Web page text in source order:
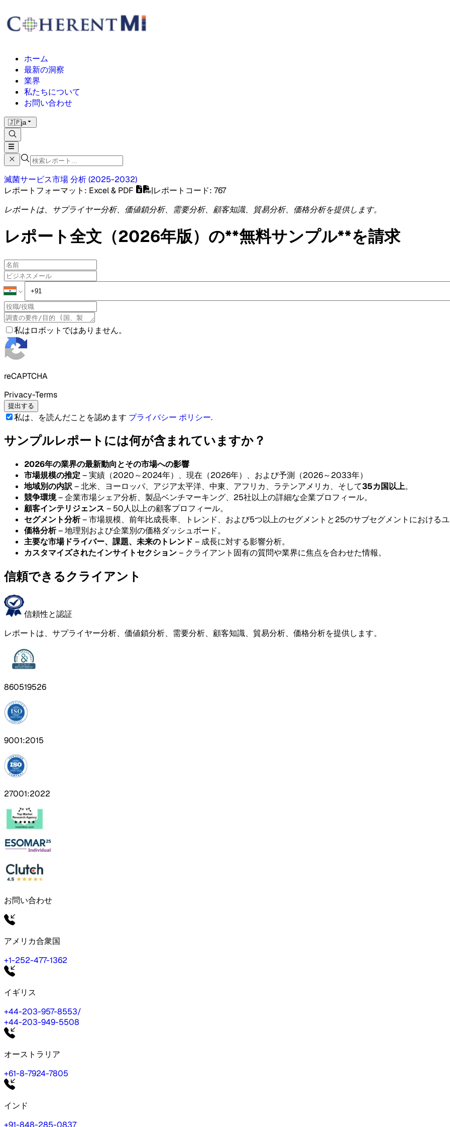
ホーム
最新の洞察
業界
私たちについて
お問い合わせ
🇯🇵ja
滅菌サービス市場分析(2025-2032)
レポートフォーマット : Excel & PDF |レポートコード: 767
レポートは、サプライヤー分析、価値鎖分析、需要分析、顧客知識、貿易分析、価格分析を提供します。
レポート全文（2026年版）の**無料サンプル**を請求
私はロボットではありません。
reCAPTCHA
Privacy-Terms
提出する
私は、を読んだことを認めます プライバシー ポリシー.
サンプルレポートには何が含まれていますか？
2026年の業界の最新動向とその市場への影響
市場規模の推定– 実績（2020～2024年）、現在（2026年）、および予測（2026～2033年）
地域別の内訳– 北米、ヨーロッパ、アジア太平洋、中東、アフリカ、ラテンアメリカ、そして35カ国以上。
競争環境– 企業市場シェア分析、製品ベンチマーキング、25社以上の詳細な企業プロフィール。
顧客インテリジェンス – 50人以上の顧客プロフィール。
セグメント分析– 市場規模、前年比成長率、トレンド、および5つ以上のセグメントと25のサブセグメントにおけるユ
価格分析– 地理別および企業別の価格ダッシュボード。
主要な市場ドライバー、課題、未来のトレンド – 成長に対する影響分析。
カスタマイズされたインサイトセクション– クライアント固有の質問や業界に焦点を合わせた情報。
信頼できるクライアント
信頼性と認証
レポートは、サプライヤー分析、価値鎖分析、需要分析、顧客知識、貿易分析、価格分析を提供します。
860519526
9001:2015
27001:2022
お問い合わせ
アメリカ合衆国
+1-252-477-1362
イギリス
+44-203-957-8553/
+44-203-949-5508
オーストラリア
+61-8-7924-7805
インド
+91-848-285-0837